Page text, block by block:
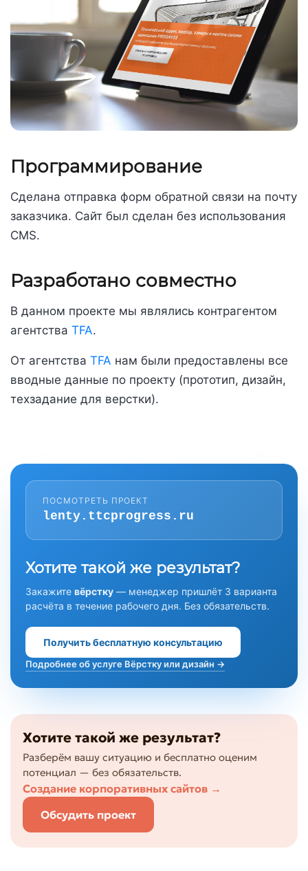
Программирование
Сделана отправка форм обратной связи на почту
заказчика. Сайт был сделан без использования
CMS.
Разработано совместно
В данном проекте мы являлись контрагентом
агентства TFA.
От агентства TFA нам были предоставлены все
вводные данные по проекту (прототип, дизайн,
техзадание для верстки).
ПОСМОТРЕТЬ ПРОЕКТ
lenty.ttcprogress.ru
Хотите такой же результат?
Закажите вёрстку — менеджер пришлёт 3 варианта
расчёта в течение рабочего дня. Без обязательств.
Получить бесплатную консультацию
Подробнее об услуге Вёрстку или дизайн →
Хотите такой же результат?
Разберём вашу ситуацию и бесплатно оценим
потенциал — без обязательств.
Создание корпоративных сайтов →
Обсудить проект